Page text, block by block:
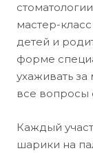
мастер-
детей и
форме
ухаживать
все вопросы
Каждый
шарики на